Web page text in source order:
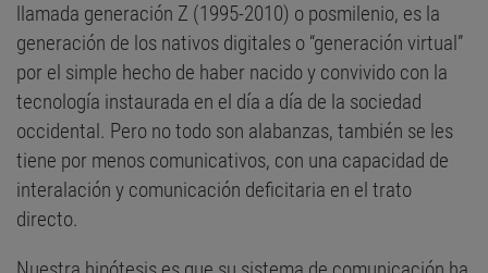
llamada generación Z (1995-2010) o posmilenio, es la
generación de los nativos digitales o “generación virtual”
por el simple hecho de haber nacido y convivido con la
tecnología instaurada en el día a día de la sociedad
occidental. Pero no todo son alabanzas, también se les
tiene por menos comunicativos, con una capacidad de
interalación y comunicación deficitaria en el trato
directo.